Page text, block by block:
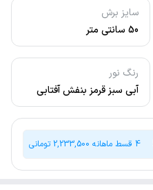
سایز برش
50 سانتی متر
رنگ نور
آبی سبز قرمز بنفش آفتابی
طلایی فیروزه ای نچرال
4 قسط ماهانه 2,233,500 تومانی